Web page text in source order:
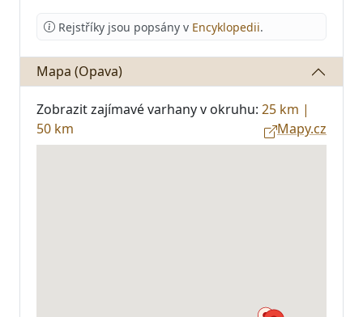
Rejstříky jsou popsány v Encyklopedii.
Mapa (Opava)
Zobrazit zajímavé varhany v okruhu: 25 km |
50 km
Mapy.cz